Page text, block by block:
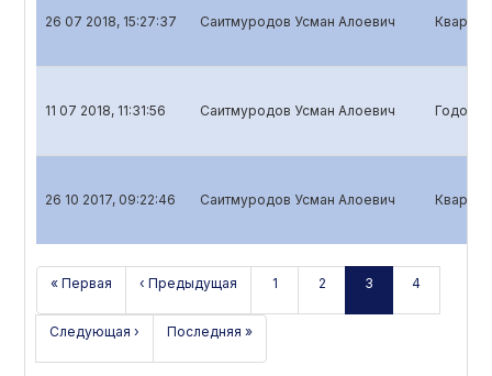
26 07 2018, 15:27:37 Саитмуродов Усман Алоевич
11 07 2018, 11:31:56 Саитмуродов Усман Алоевич
26 10 2017, 09:22:46 Саитмуродов Усман Алоевич
« Первая ‹ Предыдущая 1 2 3 4
Следующая › Последняя »